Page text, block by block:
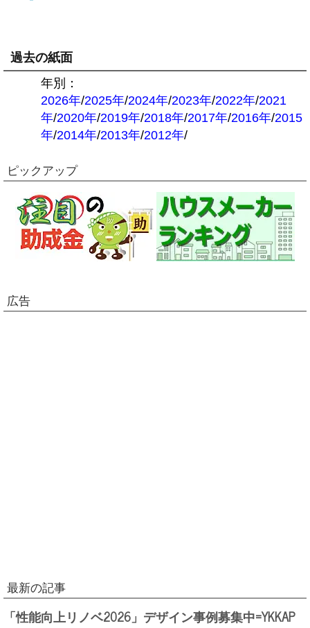
過去の紙面
年別：
2026年/2025年/2024年/2023年/2022年/2021
年/2020年/2019年/2018年/2017年/2016年/2015
年/2014年/2013年/2012年/
ピックアップ
広告
最新の記事
「性能向上リノベ2026」デザイン事例募集中=YKKAP